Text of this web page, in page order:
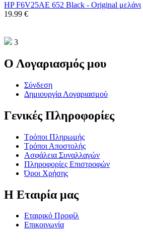
HP F6V25AE 652 Black - Original μελάνι
19.99 €
3
Ο Λογαριασμός μου
Σύνδεση
Δημιουργία Λογαριασμού
Γενικές Πληροφορίες
Τρόποι Πληρωμής
Τρόποι Αποστολής
Ασφάλεια Συναλλαγών
Πληροφορίες Επιστροφών
Όροι Χρήσης
Η Εταιρία μας
Εταιρικό Προφίλ
Επικοινωνία